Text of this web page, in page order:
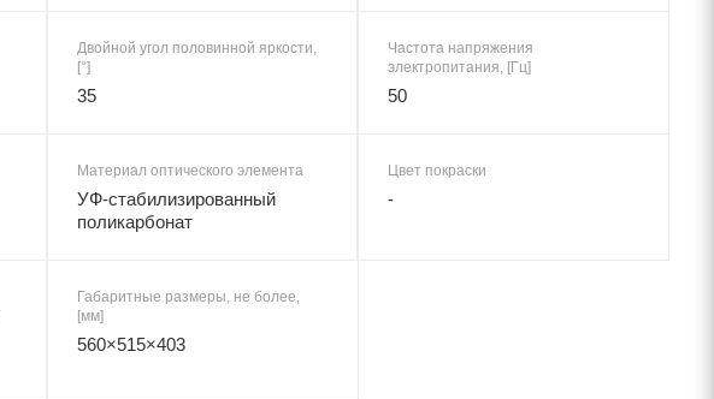
Двойной угол половинной яркости,
[°]
35
Частота напряжения
электропитания, [Гц]
50
Материал оптического элемента
УФ-стабилизированный
поликарбонат
Цвет покраски
-
Габаритные размеры, не более,
[мм]
560×515×403